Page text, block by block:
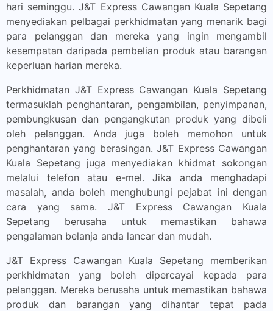
hari seminggu. J&T Express Cawangan Kuala Sepetang
menyediakan pelbagai perkhidmatan yang menarik bagi
para pelanggan dan mereka yang ingin mengambil
kesempatan daripada pembelian produk atau barangan
keperluan harian mereka.
Perkhidmatan J&T Express Cawangan Kuala Sepetang
termasuklah penghantaran, pengambilan, penyimpanan,
pembungkusan dan pengangkutan produk yang dibeli
oleh pelanggan. Anda juga boleh memohon untuk
penghantaran yang berasingan. J&T Express Cawangan
Kuala Sepetang juga menyediakan khidmat sokongan
melalui telefon atau e-mel. Jika anda menghadapi
masalah, anda boleh menghubungi pejabat ini dengan
cara yang sama. J&T Express Cawangan Kuala
Sepetang berusaha untuk memastikan bahawa
pengalaman belanja anda lancar dan mudah.
J&T Express Cawangan Kuala Sepetang memberikan
perkhidmatan yang boleh dipercayai kepada para
pelanggan. Mereka berusaha untuk memastikan bahawa
produk dan barangan yang dihantar tepat pada